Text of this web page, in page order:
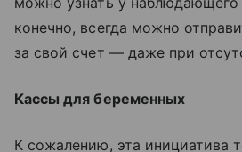
конечно, всегда можно
за свой счет — даже при
Кассы для беременных
К сожалению, эта инициатива